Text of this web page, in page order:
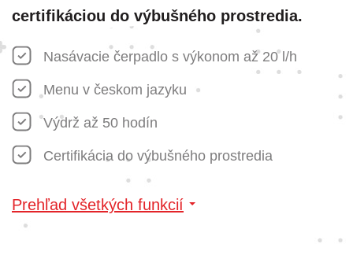
certifikáciou do výbušného prostredia.
Nasávacie čerpadlo s výkonom až 20 l/h
Menu v českom jazyku
Výdrž až 50 hodín
Certifikácia do výbušného prostredia
Prehľad všetkých funkcií